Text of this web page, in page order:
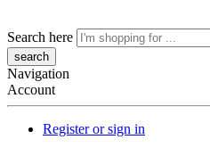
Search here
Navigation
Account
Register or sign in